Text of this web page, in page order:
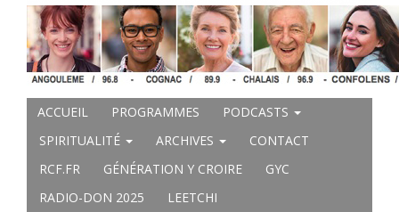
ACCUEIL PROGRAMMES
PODCASTS
SPIRITUALITÉ
ARCHIVES
CONTACT
RCF.FR
GÉNÉRATION Y CROIRE
GYC
RADIO-DON 2025
LEETCHI